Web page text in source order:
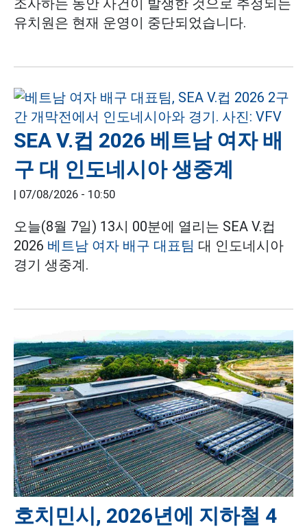
유치원은 현재 운영이 중단되었습니다.
SEA V.컵 2026 베트남 여자 배
구 대 인도네시아 생중계
| 07/08/2026 - 10:50
오늘(8월 7일) 13시 00분에 열리는 SEA V.컵
2026 베트남 여자 배구 대표팀 대 인도네시아
경기 생중계.
호치민시, 2026년에 지하철 4